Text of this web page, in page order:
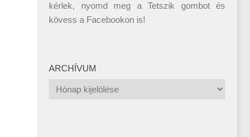
kérlek, nyomd meg a Tetszik gombot és
kövess a Facebookon is!
ARCHÍVUM
Archívum